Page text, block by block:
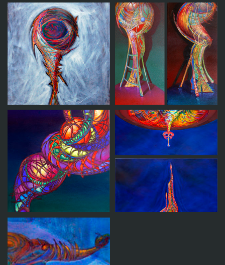
Gestacion Erupcion
El que lo ve todo
Desencuentro -
Díptico